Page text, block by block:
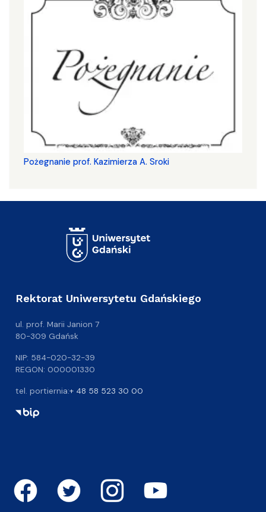
Pożegnanie prof. Kazimierza A. Sroki
Rektorat Uniwersytetu Gdańskiego
ul. prof. Marii Janion 7
80-309 Gdańsk
NIP: 584-020-32-39
REGON: 000001330
tel. portiernia:+ 48 58 523 30 00